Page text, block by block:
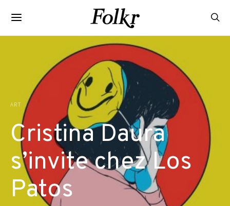
ART
Cristina Daura
s’invite chez Los
Patos